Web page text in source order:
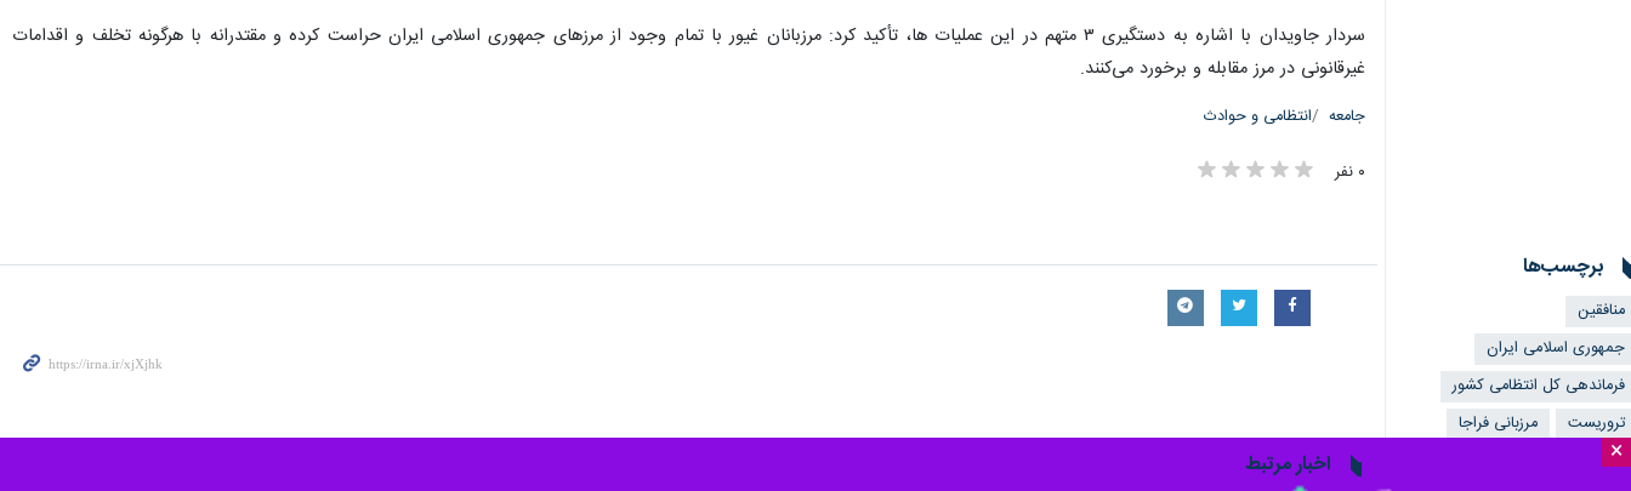
×
سردار جاویدان با اشاره به دستگیری ۳ متهم در این عملیات ها، تأکید کرد: مرزبانان غیور با تمام وجود از مرزهای جمهوری اسلامی ایران حراست کرده و مقتدرانه با هرگونه تخلف و اقدامات
غیرقانونی در مرز مقابله و برخورد می‌کنند.
جامعه انتظامی و حوادث
۰ نفر
برچسب‌ها
منافقین
جمهوری اسلامی ایران
فرماندهی کل انتظامی کشور
تروریست
مرزبانی فراجا
اخبار مرتبط